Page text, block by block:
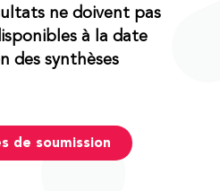
ne doivent pas
à la date
des synthèses
de soumission